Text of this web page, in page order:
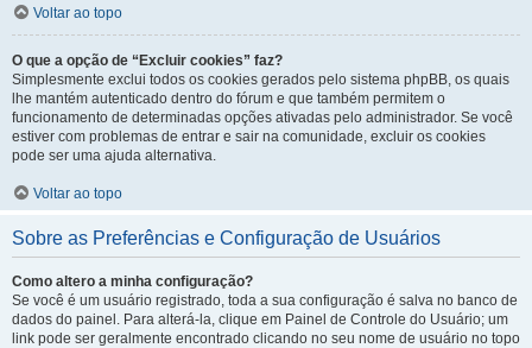
Voltar ao topo
O que a opção de “Excluir cookies” faz?
Simplesmente exclui todos os cookies gerados pelo sistema phpBB, os quais
lhe mantém autenticado dentro do fórum e que também permitem o
funcionamento de determinadas opções ativadas pelo administrador. Se você
estiver com problemas de entrar e sair na comunidade, excluir os cookies
pode ser uma ajuda alternativa.
Voltar ao topo
Sobre as Preferências e Configuração de Usuários
Como altero a minha configuração?
Se você é um usuário registrado, toda a sua configuração é salva no banco de
dados do painel. Para alterá-la, clique em Painel de Controle do Usuário; um
link pode ser geralmente encontrado clicando no seu nome de usuário no topo